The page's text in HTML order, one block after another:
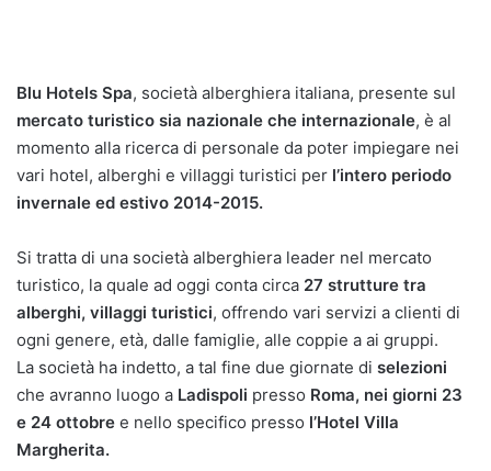
Blu Hotels Spa, società alberghiera italiana, presente sul
mercato turistico sia nazionale che internazionale, è al
momento alla ricerca di personale da poter impiegare nei
vari hotel, alberghi e villaggi turistici per l’intero periodo
invernale ed estivo 2014-2015.
Si tratta di una società alberghiera leader nel mercato
turistico, la quale ad oggi conta circa 27 strutture tra
alberghi, villaggi turistici, offrendo vari servizi a clienti di
ogni genere, età, dalle famiglie, alle coppie a ai gruppi.
La società ha indetto, a tal fine due giornate di selezioni
che avranno luogo a Ladispoli presso Roma, nei giorni 23
e 24 ottobre e nello specifico presso l’Hotel Villa
Margherita.